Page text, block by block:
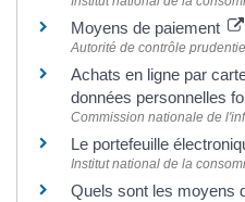
Moyens de paiement
Autorité de contrôle
Achats en ligne par
données personnelles
Commission nationale de
Le portefeuille
Institut national de la
Quels sont les moyens